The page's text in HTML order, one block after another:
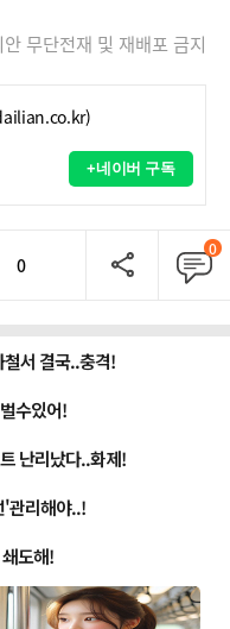
무단전재 및 재배포 금지
+네이버 구독
0
0